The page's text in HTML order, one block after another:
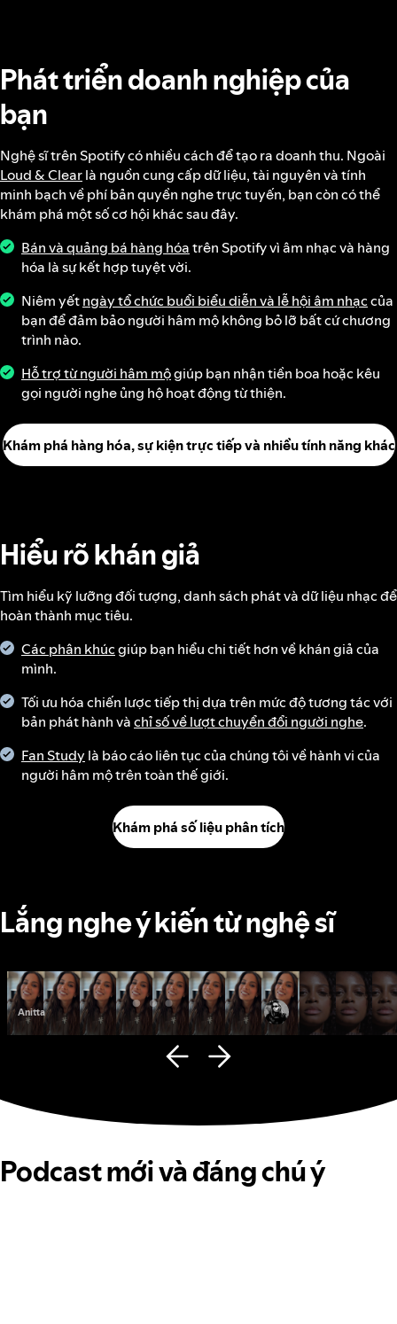
Phát triển doanh nghiệp của
bạn
Nghệ sĩ trên Spotify có nhiều cách để tạo ra doanh thu. Ngoài
Loud & Clearlà nguồn cung cấp dữ liệu, tài nguyên và tính
minh bạch về phí bản quyền nghe trực tuyến, bạn còn có thể
khám phá một số cơ hội khác sau đây.
Bán và quảng bá hàng hóatrên Spotify vì âm nhạc và hàng
hóa là sự kết hợp tuyệt vời.
Niêm yếtngày tổ chức buổi biểu diễn và lễ hội âm nhạccủa
bạn để đảm bảo người hâm mộ không bỏ lỡ bất cứ chương
trình nào.
Hỗ trợ từ người hâm mộgiúp bạn nhận tiền boa hoặc kêu
gọi người nghe ủng hộ hoạt động từ thiện.
Khám phá hàng hóa, sự kiện trực tiếp và nhiều tính năng khác
Hiểu rõ khán giả
Tìm hiểu kỹ lưỡng đối tượng, danh sách phát và dữ liệu nhạc để
hoàn thành mục tiêu.
Các phân khúcgiúp bạn hiểu chi tiết hơn về khán giả của
mình.
Tối ưu hóa chiến lược tiếp thị dựa trên mức độ tương tác với
bản phát hành vàchỉ số về lượt chuyển đổi người nghe.
Fan Study là báo cáo liên tục của chúng tôi về hành vi của
người hâm mộ trên toàn thế giới.
Khám phá số liệu phân tích
Lắng nghe ý kiến từ nghệ sĩ
Anitta Fana Hues
Podcast mới và đáng chú ý